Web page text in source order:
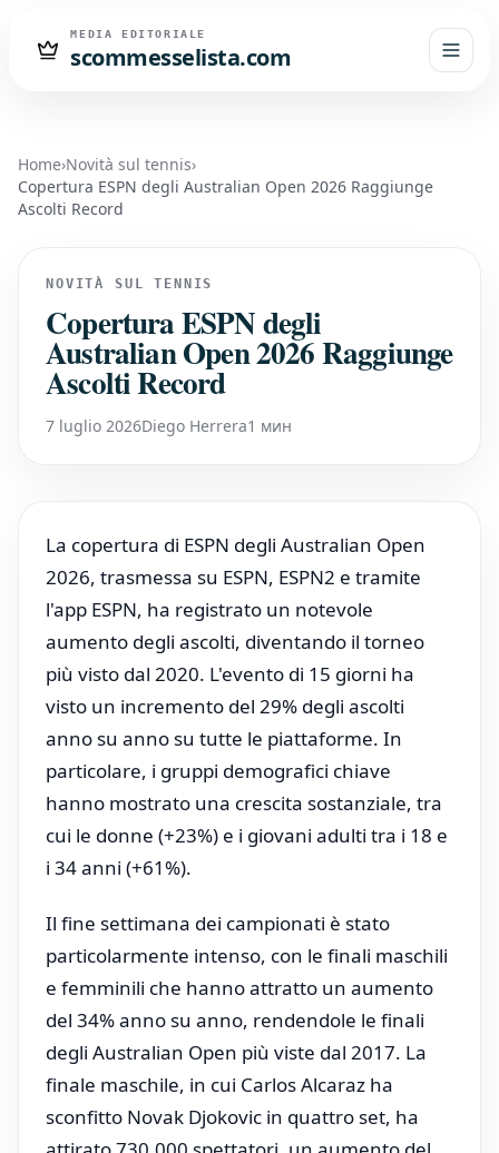
MEDIA EDITORIALE
scommesselista.com
Home›Novità sul tennis›
Copertura ESPN degli Australian Open 2026 Raggiunge
Ascolti Record
NOVITÀ SUL TENNIS
Copertura ESPN degli
Australian Open 2026 Raggiunge
Ascolti Record
7 luglio 2026Diego Herrera1 мин
La copertura di ESPN degli Australian Open
2026, trasmessa su ESPN, ESPN2 e tramite
l'app ESPN, ha registrato un notevole
aumento degli ascolti, diventando il torneo
più visto dal 2020. L'evento di 15 giorni ha
visto un incremento del 29% degli ascolti
anno su anno su tutte le piattaforme. In
particolare, i gruppi demografici chiave
hanno mostrato una crescita sostanziale, tra
cui le donne (+23%) e i giovani adulti tra i 18 e
i 34 anni (+61%).
Il fine settimana dei campionati è stato
particolarmente intenso, con le finali maschili
e femminili che hanno attratto un aumento
del 34% anno su anno, rendendole le finali
degli Australian Open più viste dal 2017. La
finale maschile, in cui Carlos Alcaraz ha
sconfitto Novak Djokovic in quattro set, ha